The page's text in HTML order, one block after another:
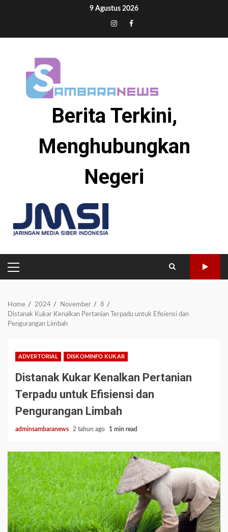
9 Agustus 2026
Tiktok
InstagramFacebook
Berita Terkini,
Menghubungkan
Negeri
PRIMARY
MENU
Home 2024 November
8
Distanak Kukar Kenalkan Pertanian Terpadu untuk Efisiensi dan
Pengurangan Limbah
ADVERTORIAL DISKOMINFO KUKAR
Distanak Kukar Kenalkan Pertanian
Terpadu untuk Efisiensi dan
Pengurangan Limbah
adminsambaranews 2 tahun ago 1 min read